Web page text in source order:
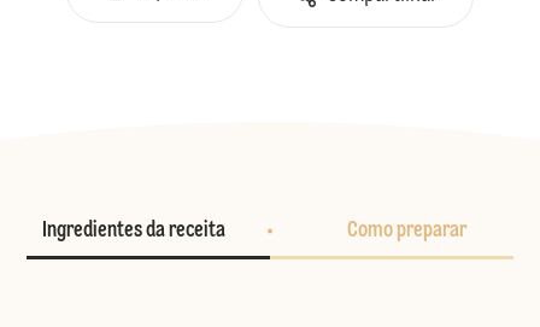
Ingredientes da receita Como preparar